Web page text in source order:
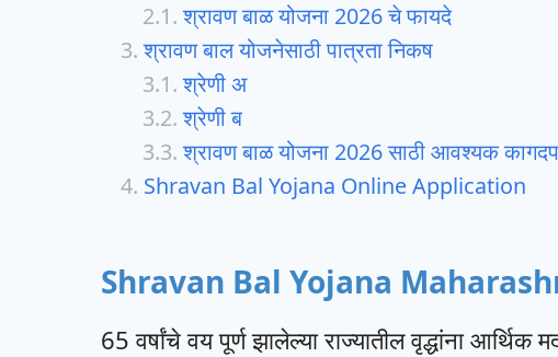
श्रावण बाळ योजना 2026 चे फायदे
श्रावण बाल योजनेसाठी पात्रता निकष
श्रेणी अ
श्रेणी ब
श्रावण बाळ योजना 2026 साठी आवश्यक
Shravan Bal Yojana Online Application
Shravan Bal Yojana
65 वर्षांचे वय पूर्ण झालेल्या राज्यातील वृद्धांना आर्थिक